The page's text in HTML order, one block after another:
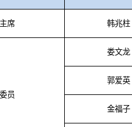
主席 韩兆柱
委员
娄文龙
郭爱英
金福子